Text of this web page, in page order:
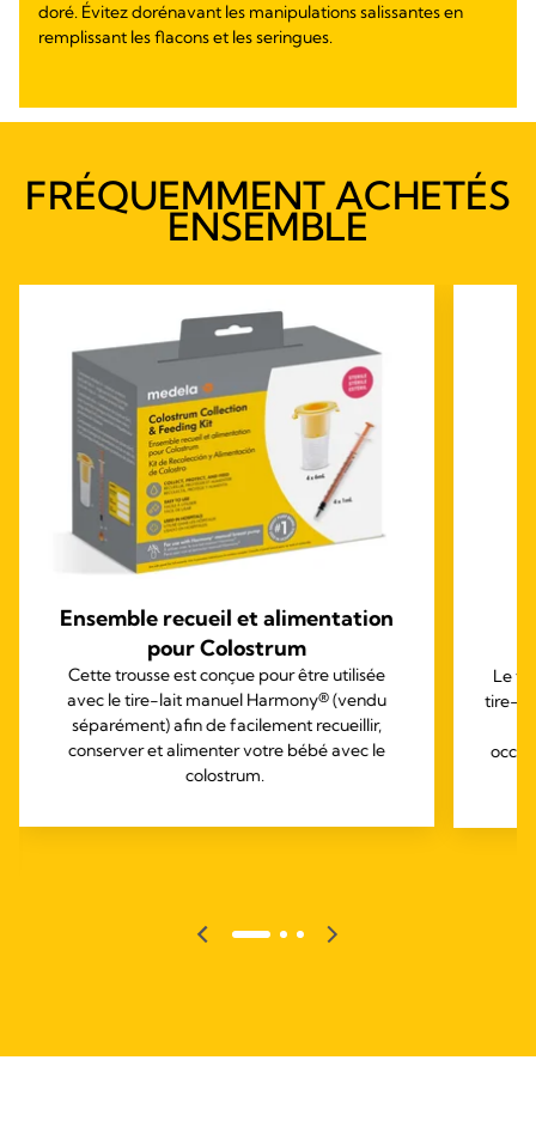
doré. Évitez dorénavant les manipulations salissantes en
remplissant les flacons et les seringues.
FRÉQUEMMENT ACHETÉS
ENSEMBLE
Ensemble recueil et alimentation
pour Colostrum
Cette trousse est conçue pour être utilisée
avec le tire-lait manuel Harmony® (vendu
séparément) afin de facilement recueillir,
conserver et alimenter votre bébé avec le
colostrum.
Le
tire-